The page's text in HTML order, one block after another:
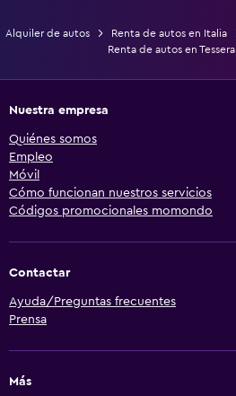
Alquiler de autos Renta de autos en Italia
Renta de autos en Tessera
Nuestra empresa
Quiénes somos
Empleo
Móvil
Cómo funcionan nuestros servicios
Códigos promocionales momondo
Contactar
Ayuda/Preguntas frecuentes
Prensa
Más